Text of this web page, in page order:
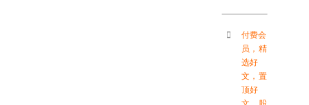
付费会
员 ， 精
选好
文 ， 置
顶好